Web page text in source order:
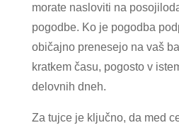
morate nasloviti na
pogodbe. Ko je pogodba
običajno prenesejo na vaš
kratkem času, pogosto v
delovnih dneh.
Za tujce je ključno, da med